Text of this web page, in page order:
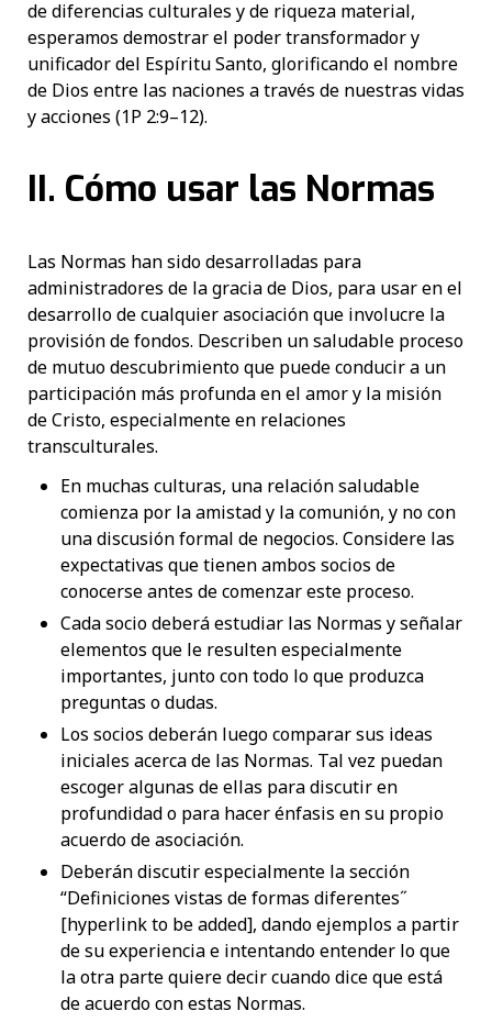
de diferencias culturales y de riqueza material,
esperamos demostrar el poder transformador y
unificador del Espíritu Santo, glorificando el nombre
de Dios entre las naciones a través de nuestras vidas
y acciones (1P 2:9–12).
II. Cómo usar las Normas
Las Normas han sido desarrolladas para
administradores de la gracia de Dios, para usar en el
desarrollo de cualquier asociación que involucre la
provisión de fondos. Describen un saludable proceso
de mutuo descubrimiento que puede conducir a un
participación más profunda en el amor y la misión
de Cristo, especialmente en relaciones
transculturales.
En muchas culturas, una relación saludable
comienza por la amistad y la comunión, y no con
una discusión formal de negocios. Considere las
expectativas que tienen ambos socios de
conocerse antes de comenzar este proceso.
Cada socio deberá estudiar las Normas y señalar
elementos que le resulten especialmente
importantes, junto con todo lo que produzca
preguntas o dudas.
Los socios deberán luego comparar sus ideas
iniciales acerca de las Normas. Tal vez puedan
escoger algunas de ellas para discutir en
profundidad o para hacer énfasis en su propio
acuerdo de asociación.
Deberán discutir especialmente la sección
“Definiciones vistas de formas diferentes˝
[hyperlink to be added], dando ejemplos a partir
de su experiencia e intentando entender lo que
la otra parte quiere decir cuando dice que está
de acuerdo con estas Normas.